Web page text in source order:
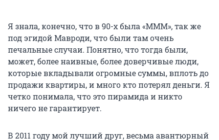
Я знала, конечно, что в 90-х была «МММ», так же
под эгидой Мавроди, что были там очень
печальные случаи. Понятно, что тогда были,
может, более наивные, более доверчивые люди,
которые вкладывали огромные суммы, вплоть до
продажи квартиры, и много кто потерял деньги. Я
четко понимала, что это пирамида и никто
ничего не гарантирует.
В 2011 году мой лучший друг, весьма авантюрный